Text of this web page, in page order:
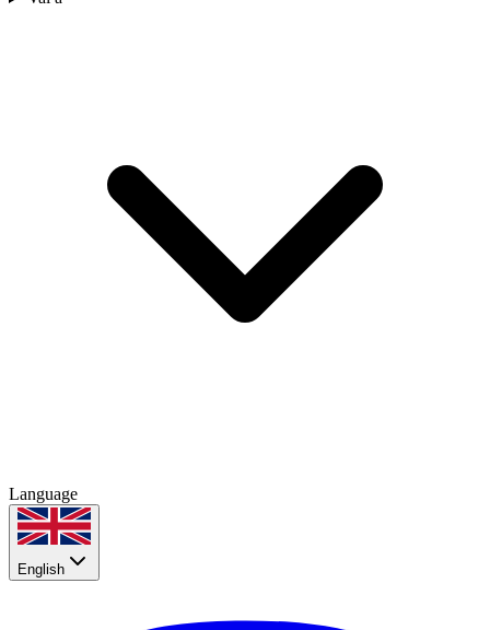
Language
English